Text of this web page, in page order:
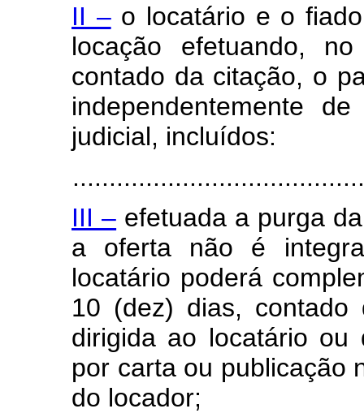
II –o locatário e o
locação efetuando,
contado da citação, o
independentemente
judicial, incluídos:
III – efetuada a purga
a oferta não é
locatário poderá
10 (dez) dias, contado
dirigida ao locatário ou
por carta ou publicação
do locador;